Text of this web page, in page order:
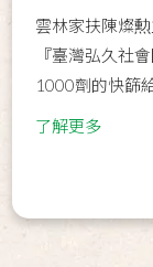
雲林家扶陳燦
『臺灣弘久社
1000劑的快篩
了解更多